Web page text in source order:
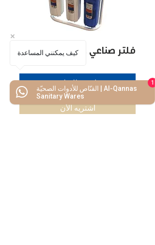
فلتر صناعي 300 جالون
اضف للسلة
اشتريه الأن
كيف يمكنني المساعدة
القنّاص للأدوات الصحيّة | Al-Qannas
Sanitary Wares
1